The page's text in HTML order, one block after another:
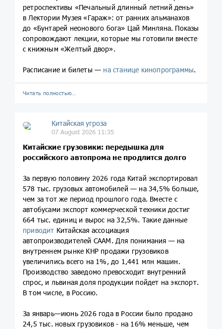
ретроспективы «Печальный длинный летний день»
в Лектории Музея «Гараж»: от ранних альманахов
до «Бунтарей неонового бога» Цай Минляна. Показы
сопровождают лекции, которые мы готовили вместе
с книжным «Желтый двор».
Расписание и билеты — на станице кинопрограммы.
Читать полностью…
Китайская угроза
07 August 2026 11:35
Китайские грузовики: передышка для
российского автопрома не продлится долго
За первую половину 2026 года Китай экспортировал
578 тыс. грузовых автомобилей — на 34,5% больше,
чем за тот же период прошлого года. Вместе с
автобусами экспорт коммерческой техники достиг
664 тыс. единиц и вырос на 32,5%. Такие данные
приводит Китайская ассоциация
автопроизводителей CAAM. Для понимания — на
внутреннем рынке КНР продажи грузовиков
увеличились всего на 1%, до 1,441 млн машин.
Производство заведомо превосходит внутренний
спрос, и львиная доля продукции пойдет на экспорт.
В том числе, в Россию.
За январь—июнь 2026 года в России было продано
24,5 тыс. новых грузовиков - на 16% меньше, чем